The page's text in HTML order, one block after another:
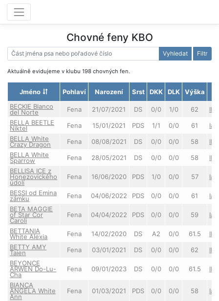
Chovné feny KBO
Vyhledat Filtr
Aktuálně evidujeme v klubu 198 chovných fen.
Jméno Pohlaví Narození Srst DKK DLK
Výška
BECKIE Blanco
del Norte Fena 21/07/2021 DS 0/0 1/0 62
BELLA BEETLE
Niktel Fena 15/01/2021 PDS 1/1 0/0 61
Ia/
BELLA White
Crazy Dragon Fena 08/08/2021 DS 0/0 0/0 58
BELLA White
Sparrow Fena 28/05/2021 DS 0/0 0/0 58
BELLISA ICE z
Honezovického
údolí
Fena 16/06/2020 PDS 1/0 0/0 57 Ia/
BESSI od Emina
zámku Fena 04/06/2022 PDS 0/0 0/0 61
Ia/
BETA MAGGIE
of Star Cor
Caroli
Fena 04/04/2022 PDS 0/0 0/0 59 Ia/
BETTANIA
White Alexia Fena 14/02/2020 DS A2 0/0 61.5
BETTY AMY
Taien Fena 03/01/2021 DS 0/0 0/0 62
BEYONCE
ARWEN Do-Lu-
Cha
Fena 09/01/2023 DS 0/0 0/0 61.5
BIANCA
ANGELA White
Ann
Fena 01/03/2021 PDS 0/0 0/0 58 Ia/